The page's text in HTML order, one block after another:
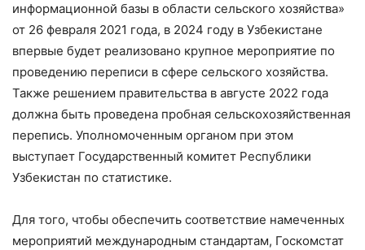
информационной базы в области сельского хозяйства»
от 26 февраля 2021 года, в 2024 году в Узбекистане
впервые будет реализовано крупное мероприятие по
проведению переписи в сфере сельского хозяйства.
Также решением правительства в августе 2022 года
должна быть проведена пробная сельскохозяйственная
перепись. Уполномоченным органом при этом
выступает Государственный комитет Республики
Узбекистан по статистике.
Для того, чтобы обеспечить соответствие намеченных
мероприятий международным стандартам, Госкомстат